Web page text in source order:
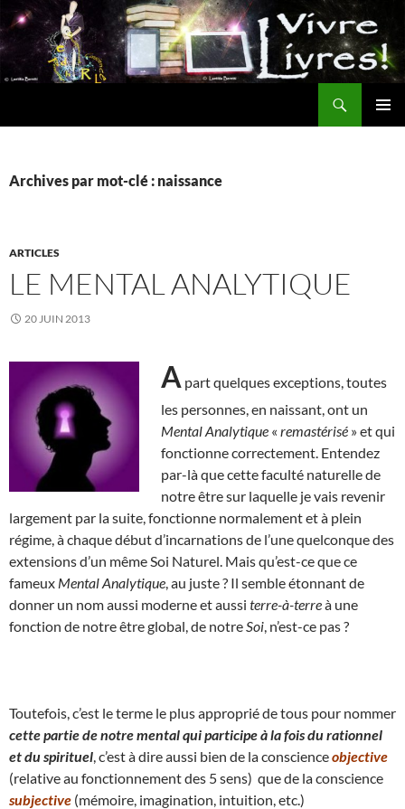
Aller
au
contenu
Archives par mot-clé : naissance
ARTICLES
LE MENTAL ANALYTIQUE
20 JUIN 2013
A part quelques exceptions, toutes
les personnes, en naissant, ont un
Mental Analytique « remastérisé » et qui
fonctionne correctement. Entendez
par-là que cette faculté naturelle de
notre être sur laquelle je vais revenir
largement par la suite, fonctionne normalement et à plein
régime, à chaque début d’incarnations de l’une quelconque des
extensions d’un même Soi Naturel. Mais qu’est-ce que ce
fameux Mental Analytique , au juste ? Il semble étonnant de
donner un nom aussi moderne et aussi terre-à-terreà une
fonction de notre être global, de notre Soi , n’est-ce pas ?
Toutefois, c’est le terme le plus approprié de tous pour nommer
cette partie de notre mental qui participe à la fois du rationnel
et du spirituel , c’est à dire aussi bien de la conscienceobjective
(relative au fonctionnement des 5 sens) que de la conscience
subjective (mémoire, imagination, intuition, etc.)